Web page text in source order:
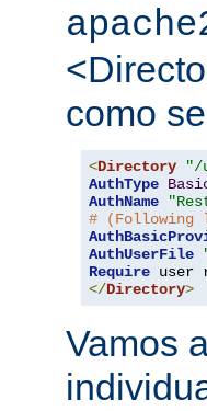
como
<Directory "/
AuthType
AuthName
# (Following
AuthUserFile
Require
</Directory>
Vamos